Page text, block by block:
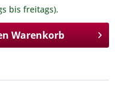
bis freitags).
Warenkorb